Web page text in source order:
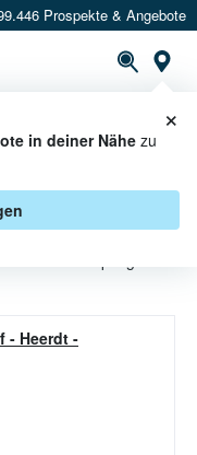
Prospekte & Angebote
in deiner Nähezu
×
&
- Heerdt -